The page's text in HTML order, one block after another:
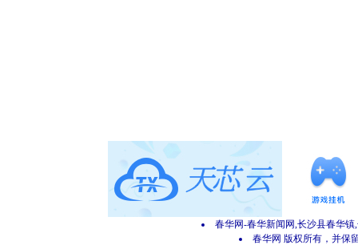
春华网-春华新闻网,长沙县春华
春华网 版权所有，并保